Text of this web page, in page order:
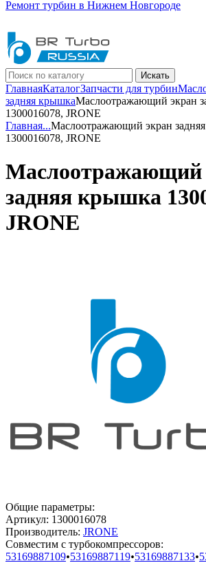
Ремонт турбин в Нижнем Новгороде
Искать
ГлавнаяКаталогЗапчасти для турбин
задняя крышкаМаслоотражающий экран
1300016078, JRONE
Главная...Маслоотражающий экран
1300016078, JRONE
Маслоотражающий
задняя крышка
JRONE
Общие параметры:
Артикул: 1300016078
Производитель: JRONE
Совместим с турбокомпрессоров:
53169887109•53169887119•53169887133•